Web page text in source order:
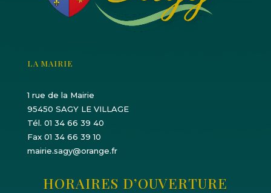
LA MAIRIE
1 rue de la Mairie
95450 SAGY LE VILLAGE
Tél. 01 34 66 39 40
Fax 01 34 66 39 10
mairie.sagy@orange.fr
HORAIRES D’OUVERTURE